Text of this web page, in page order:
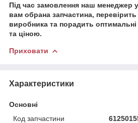
Під час замовлення наш менеджер
вам обрана запчастина, перевірить
виробника та порадить оптимальні
та ціною.
Приховати
Характеристики
Основні
Код запчастини